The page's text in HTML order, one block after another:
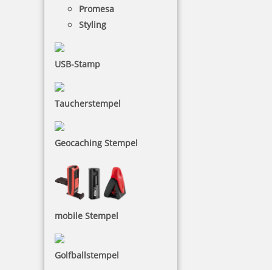
Promesa
Styling
USB-Stamp
Taucherstempel
Geocaching Stempel
mobile Stempel
Golfballstempel